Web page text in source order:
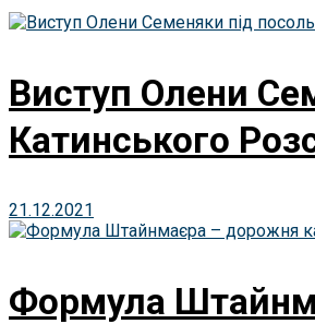
Виступ Олени
Катинського
21.12.2021
Формула